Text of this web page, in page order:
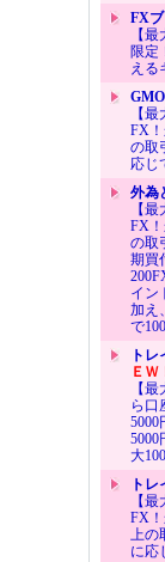
FX
【
限定
える
【
FX
の取
応じ
外為
【
FX
の取
期買
イン
加え
で
ト
ＥＷ
【
ら口
5000
5000
大
ト
【
FX
上の
に応